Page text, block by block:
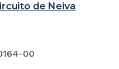
de Neiva
00